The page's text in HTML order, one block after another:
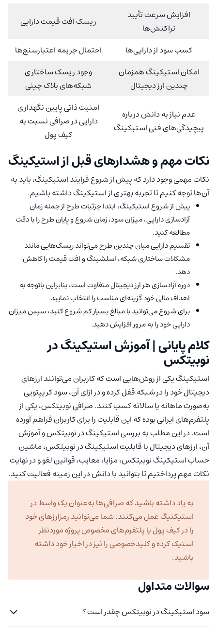
افزایش سرعت تأیید
تراکنش‌ها
ریسک افت قیمت دارایی
کسب سود از دارایی‌ها
احتمال جریمه اعتبارسنج‌ها
امکان استیکینگ همزمان
چندین ارز دیجیتال
وجود ریسک ساختاری
شبکه‌های بلاک چینی
عدم نیاز به دانش درباره
پیچیدگی‌های فنی استیکینگ
امنیت ذاتی پایین نگهداری
دارایی در صرافی نسبت به
کیف پول
نکات مهم و هشدارهای قبل از استیکینگ
نکات مهمی وجود دارد که پیش از شروع فرایند استیکینگ، باید به
آن‌ها توجه کنیم تا تجربه‌ بهتری از استیکینگ داشته باشیم.
پیش از شروع استیکینگ، ابتدا جزئیات طرح از جمله زمان
آزادسازی دارایی، میزان سود، زمان شروع و پایان طرح را با دقت
مطالعه کنید.
تقسیم دارایی میان چندین طرح می‌تواند ریسک‌هایی مانند
مشکلات ساختاری شبکه، اسلشینگ و افت قیمت را کاهش
دهد.
دوره آزادسازی هر ارز دیجیتال متفاوت است، بنابراین باتوجه به
اهداف مالی خود گزینه‌ای مناسب را انتخاب نمایید.
برای شروع می‌توانید با مبالغ بسیار کم شروع کنید، سپس میزان
دارایی خود را به مرور افزایش دهید.
کلام پایانی | آموزش استیکینگ در
نوبیتکس
استیکینگ یکی از روش‌هایی است که کاربران می‌توانند ارزهای
دیجیتال خود را در شبکه قفل کرده و در ازای آن، سود کریپتویی
به‌صورت ماهانه یا سالانه کسب کنند. صرافی نوبیتکس، یکی از
پلتفرم‌های ایرانی بوده که این قابلیت را برای کاربران فراهم آورده
است. در این مطلب به بررسی استیکینگ در نوبیتکس و آموزش
آن، ارزهای دیجیتال با قابلیت استیکینگ در نوبیتکس، ماشین
حساب استیکینگ نوبیتکس، مزایا، معایب، قوانین لغو و در نهایت
نکات مهم پرداختیم تا بتوانید با دانش در این زمینه فعالیت کنید.
به یاد داشته باشید که صرافی‌ها به‌عنوان یک واسط در
استیکنیگ عمل می‌کنند. شما می‌توانید رمزارزهای خود
را در کیف پول یا پلتفرم‌های مخصوص پروژه موردنظر
استیک کرده و کلیدخصوصی را نیز در اخیار خود داشته
باشید.
سوالات متداول
سود استیکینگ در نوبیتکس چقدر است؟